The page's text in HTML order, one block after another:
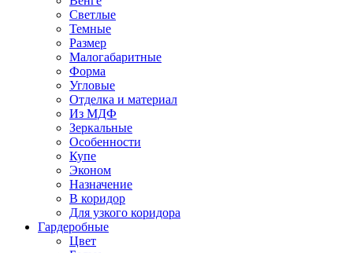
Светлые
Темные
Размер
Малогабаритные
Форма
Угловые
Отделка и материал
Из МДФ
Зеркальные
Особенности
Купе
Эконом
Назначение
В коридор
Для узкого коридора
Гардеробные
Цвет